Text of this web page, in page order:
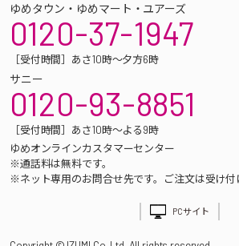
ゆめタウン・ゆめマート・ユアーズ
0120-37-1947
［受付時間］あさ10時～夕方6時
サニー
0120-93-8851
［受付時間］あさ10時～よる9時
ゆめオンラインカスタマーセンター
※通話料は無料です。
※ネット専用のお問合せ先です。ご注文は受け付
PCサイト